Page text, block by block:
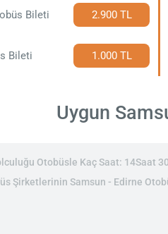
Bileti 2.900 TL
Bileti 1.000 TL
Uygun
Otobüsle Kaç Saat: 14Saat
Şirketlerinin Samsun - Edirne